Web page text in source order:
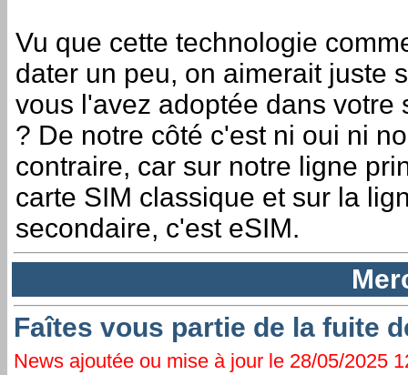
Vu que cette technologie
dater un peu, on aimerait juste
vous l'avez adoptée dans votre
? De notre côté c'est ni oui ni
contraire, car sur notre ligne
carte SIM classique et sur la
secondaire, c'est eSIM.
Faîtes vous partie de la fuite
News ajoutée ou mise à jour le 28/05/2025